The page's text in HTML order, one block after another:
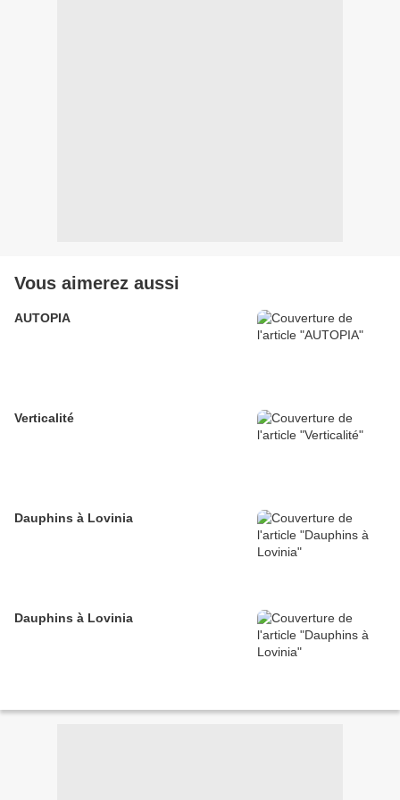
Vous aimerez aussi
AUTOPIA
Verticalité
Dauphins à Lovinia
Dauphins à Lovinia